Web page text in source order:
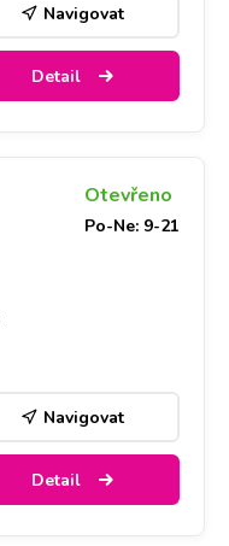
Navigovat
Detail
Otevřeno
Po-Ne: 9-21
Navigovat
Detail